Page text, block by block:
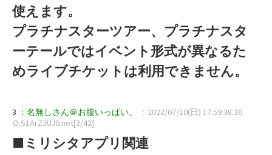
使えます。
プラチナスターツアー、プラチナスタ
ーテールではイベント形式が異なるた
めライブチケットは利用できません。
3 ： 名無しさん＠お腹いっぱい。
：2022/07/10(日) 17:59:38.26
ID:S1ArZ3UJ0.net[3/42]
■ミリシタアプリ関連